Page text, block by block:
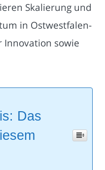
Skalierung und
in Ostwestfalen-
sowie
Das